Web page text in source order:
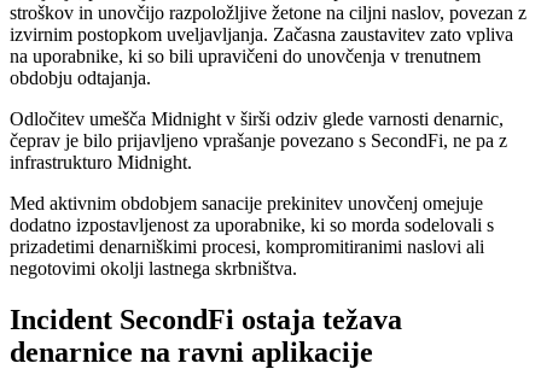
stroškov in unovčijo razpoložljive žetone na ciljni naslov, povezan z
izvirnim postopkom uveljavljanja. Začasna zaustavitev zato vpliva
na uporabnike, ki so bili upravičeni do unovčenja v trenutnem
obdobju odtajanja.
Odločitev umešča Midnight v širši odziv glede varnosti denarnic,
čeprav je bilo prijavljeno vprašanje povezano s SecondFi, ne pa z
infrastrukturo Midnight.
Med aktivnim obdobjem sanacije prekinitev unovčenj omejuje
dodatno izpostavljenost za uporabnike, ki so morda sodelovali s
prizadetimi denarniškimi procesi, kompromitiranimi naslovi ali
negotovimi okolji lastnega skrbništva.
Incident SecondFi ostaja težava
denarnice na ravni aplikacije